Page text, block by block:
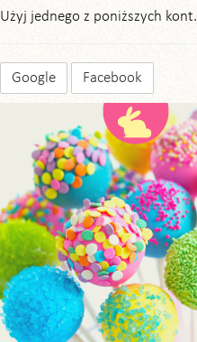
Użyj jednego z poniższych kont.
Google Facebook